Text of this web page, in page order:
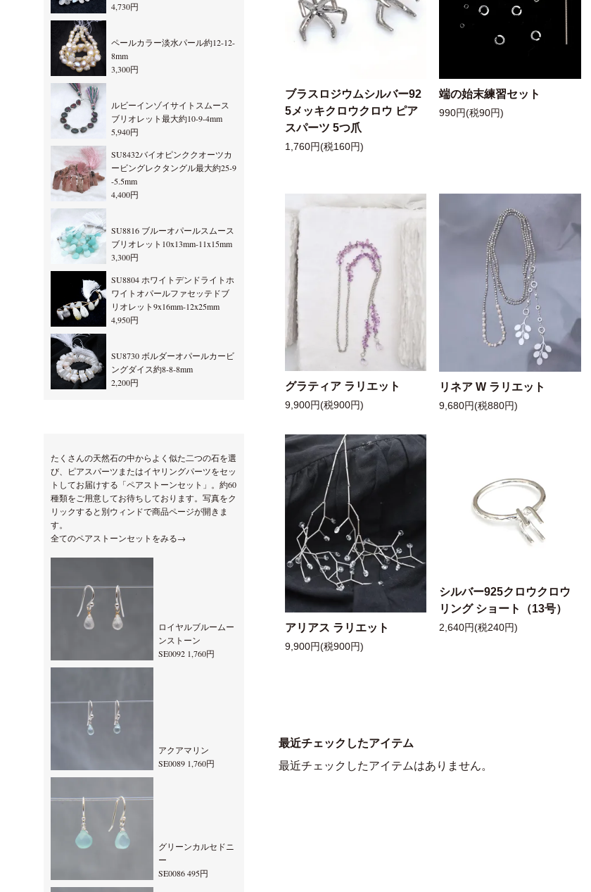
ブラスロジウムシルバー92
5メッキクロウクロウ ピア
スパーツ 5つ爪
1,760円(税160円)
端の始末練習セット
990円(税90円)
グラティア ラリエット
9,900円(税900円)
リネア W ラリエット
9,680円(税880円)
アリアス ラリエット
9,900円(税900円)
シルバー925クロウクロウ
リング ショート（13号）
2,640円(税240円)
最近チェックしたアイテム
最近チェックしたアイテムはありません。
4,730円
ペールカラー淡水パール約12-12-
8mm
3,300円
ルビーインゾイサイトスムース
ブリオレット最大約10-9-4mm
5,940円
SU8432バイオピンククオーツカ
ービングレクタングル最大約25-9
-5.5mm
4,400円
SU8816 ブルーオパールスムース
ブリオレット10x13mm-11x15mm
3,300円
SU8804 ホワイトデンドライトホ
ワイトオパールファセッテドブ
リオレット9x16mm-12x25mm
4,950円
SU8730 ボルダーオパールカービ
ングダイス約8-8-8mm
2,200円
たくさんの天然石の中からよく似た二つの石を選
び、ピアスパーツまたはイヤリングパーツをセッ
トしてお届けする「ペアストーンセット」。約60
種類をご用意してお待ちしております。写真をク
リックすると別ウィンドで商品ページが開きま
す。
全てのペアストーンセットをみる→
ロイヤルブルームー
ンストーン
SE0092 1,760円
アクアマリン
SE0089 1,760円
グリーンカルセドニ
ー
SE0086 495円